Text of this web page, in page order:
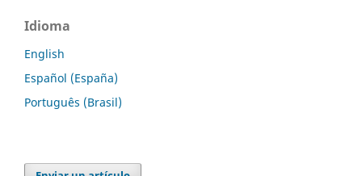
Idioma
English
Español (España)
Português (Brasil)